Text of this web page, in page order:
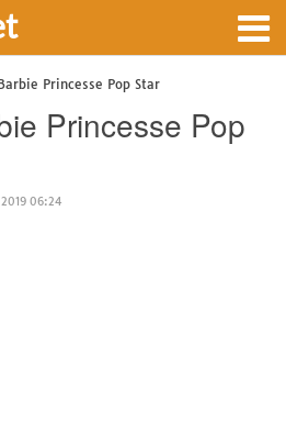
Princesse Pop Star
Princesse Pop
2019 06:24